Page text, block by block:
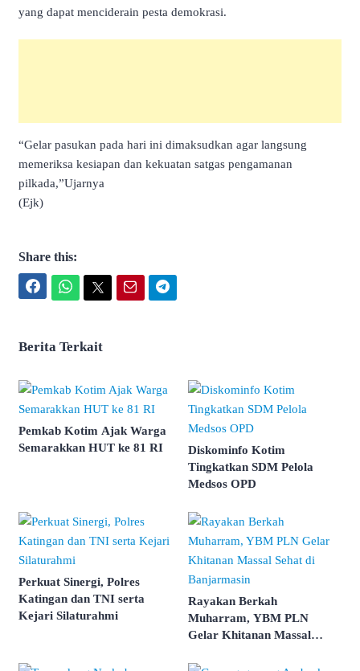
yang dapat menciderain pesta demokrasi.
“Gelar pasukan pada hari ini dimaksudkan agar langsung
memeriksa kesiapan dan kekuatan satgas pengamanan
pilkada,”Ujarnya
(Ejk)
Share this:
Berita Terkait
Pemkab Kotim Ajak Warga
Semarakkan HUT ke 81 RI
Diskominfo Kotim
Tingkatkan SDM Pelola
Medsos OPD
Perkuat Sinergi, Polres
Katingan dan TNI serta
Kejari Silaturahmi
Rayakan Berkah
Muharram, YBM PLN
Gelar Khitanan Massal